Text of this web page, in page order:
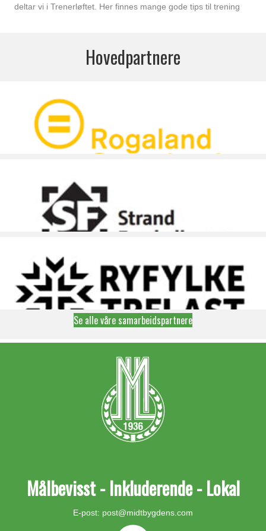
deltar vi i Trenerløftet. Her finnes mange gode tips til trening
Hovedpartnere
Se alle våre samarbeidspartnere
Målbevisst - Inkluderende - Lokal
E-post: post@midtbygdens.com